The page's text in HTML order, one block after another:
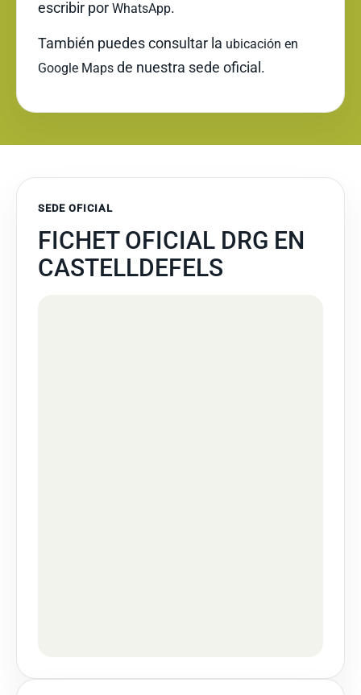
escribir por WhatsApp.
También puedes consultar la ubicación en
Google Maps de nuestra sede oficial.
SEDE OFICIAL
FICHET OFICIAL DRG EN
CASTELLDEFELS